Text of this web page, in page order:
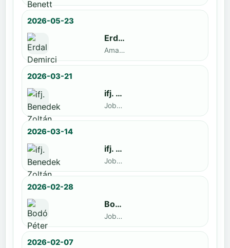
2026-05-23
Erdal Demirci
Amatőr · döntős: Enyedi Gergely
2026-03-21
ifj. Benedek Zoltán
Jobbak · döntős: Szatmári István
2026-03-14
ifj. Benedek Zoltán
Jobbak · döntős: id. Benedek Zoltán
2026-02-28
Bodó Péter
Jobbak · döntős: Kocsó Sándor
2026-02-07